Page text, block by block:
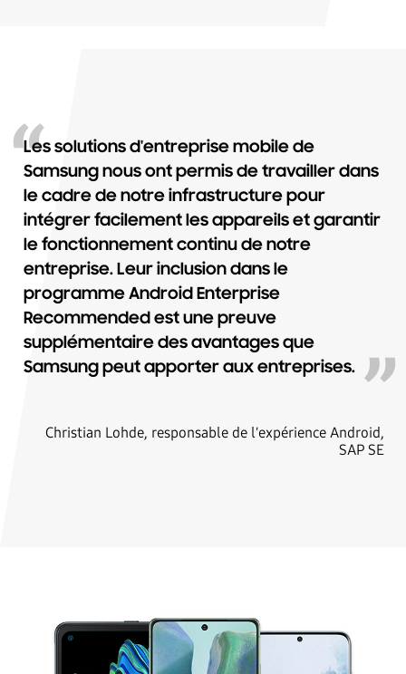
Les solutions d'entreprise mobile de
Samsung nous ont permis de travailler dans
le cadre de notre infrastructure pour
intégrer facilement les appareils et garantir
le fonctionnement continu de notre
entreprise. Leur inclusion dans le
programme Android Enterprise
Recommended est une preuve
supplémentaire des avantages que
Samsung peut apporter aux entreprises.
Christian Lohde, responsable de l'expérience Android,
SAP SE